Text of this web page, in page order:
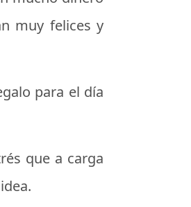
muy felices y
para el día
que a carga